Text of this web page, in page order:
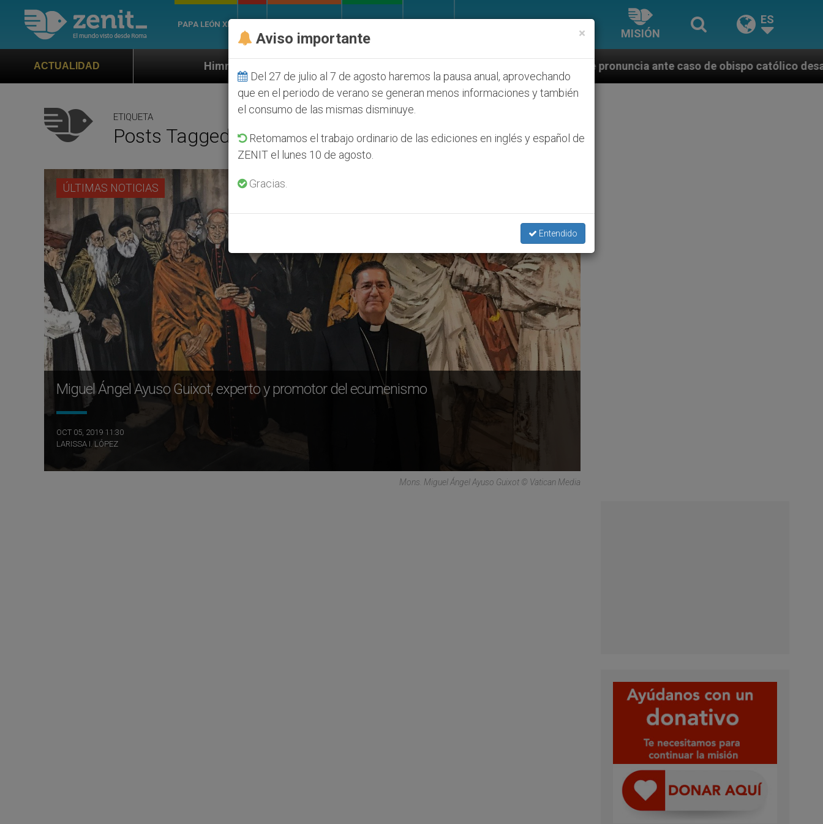
PAPA LEÓN XIV
MISIÓN
ES
ACTUALIDADHimno oficial de la Jornada Mundial de la Juventud Seúl 2027 ONU se pronuncia ante caso de obispo católico desaparecido por la
ETIQUETA
Posts Tagged ‘sevillano’
ÚLTIMAS NOTICIAS
Miguel Ángel Ayuso Guixot, experto y promotor del ecumenismo
OCT 05, 2019 11:30
LARISSA I. LÓPEZ
Mons. Miguel Ángel Ayuso Guixot © Vatican Media
×
Aviso importante
Del 27 de julio al 7 de agosto haremos la pausa anual, aprovechando
que en el periodo de verano se generan menos informaciones y también
el consumo de las mismas disminuye.
Retomamos el trabajo ordinario de las ediciones en inglés y español de
ZENIT el lunes 10 de agosto.
Gracias.
Entendido